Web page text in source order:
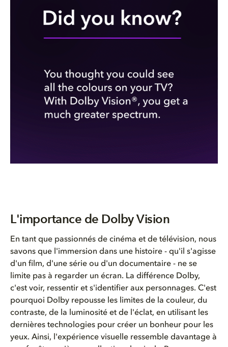
L'importance de Dolby Vision
En tant que passionnés de cinéma et de télévision, nous
savons que l'immersion dans une histoire - qu'il s'agisse
d'un film, d'une série ou d'un documentaire - ne se
limite pas à regarder un écran. La différence Dolby,
c'est voir, ressentir et s'identifier aux personnages. C'est
pourquoi Dolby repousse les limites de la couleur, du
contraste, de la luminosité et de l'éclat, en utilisant les
dernières technologies pour créer un bonheur pour les
yeux. Ainsi, l'expérience visuelle ressemble davantage à